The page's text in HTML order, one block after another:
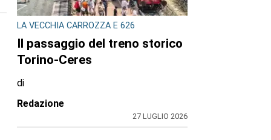
LA VECCHIA CARROZZA E 626
Il passaggio del treno storico
Torino-Ceres
di
Redazione
27 LUGLIO 2026